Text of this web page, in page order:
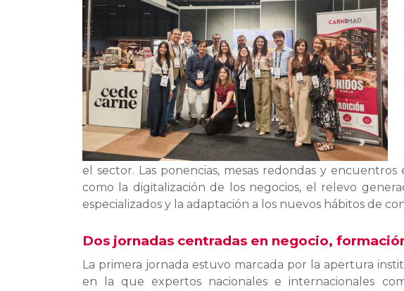
el sector. Las ponencias, mesas redondas y
como la digitalización de los negocios, el relevo
especializados y la adaptación a los nuevos hábitos de
Dos jornadas centradas en negocio,
La primera jornada estuvo marcada por la apertura
en la que expertos nacionales e internacionales